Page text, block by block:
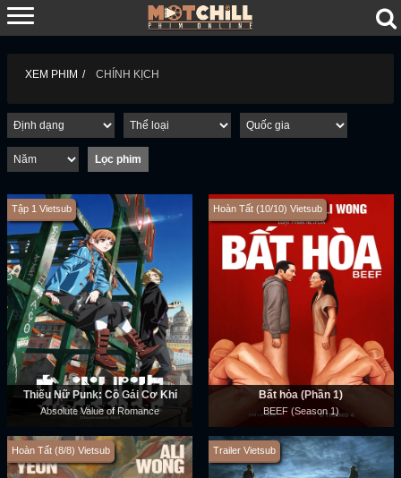
XEM PHIM CHÍNH KỊCH
Tập 1 Vietsub
Thiếu Nữ Punk: Cô Gái Cơ Khí
Absolute Value of Romance
Hoàn Tất (10/10) Vietsub
Bất hòa (Phần 1)
BEEF (Season 1)
Hoàn Tất (8/8) Vietsub Trailer Vietsub